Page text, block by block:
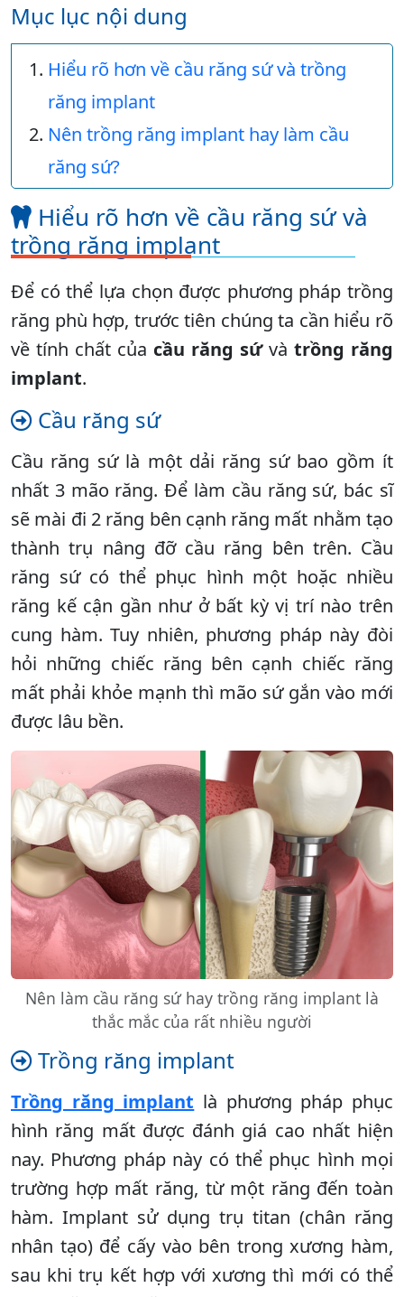
Mục lục nội dung
Hiểu rõ hơn về cầu răng sứ và trồng
răng implant
Nên trồng răng implant hay làm cầu
răng sứ?
Hiểu rõ hơn về cầu răng sứ và
trồng răng implant
Để có thể lựa chọn được phương pháp trồng
răng phù hợp, trước tiên chúng ta cần hiểu rõ
về tính chất của cầu răng sứvà trồng răng
implant.
Cầu răng sứ
Cầu răng sứ là một dải răng sứ bao gồm ít
nhất 3 mão răng. Để làm cầu răng sứ, bác sĩ
sẽ mài đi 2 răng bên cạnh răng mất nhằm tạo
thành trụ nâng đỡ cầu răng bên trên. Cầu
răng sứ có thể phục hình một hoặc nhiều
răng kế cận gần như ở bất kỳ vị trí nào trên
cung hàm. Tuy nhiên, phương pháp này đòi
hỏi những chiếc răng bên cạnh chiếc răng
mất phải khỏe mạnh thì mão sứ gắn vào mới
được lâu bền.
Nên làm cầu răng sứ hay trồng răng implant là
thắc mắc của rất nhiều người
Trồng răng implant
Trồng răng implant là phương pháp phục
hình răng mất được đánh giá cao nhất hiện
nay. Phương pháp này có thể phục hình mọi
trường hợp mất răng, từ một răng đến toàn
hàm. Implant sử dụng trụ titan (chân răng
nhân tạo) để cấy vào bên trong xương hàm,
sau khi trụ kết hợp với xương thì mới có thể